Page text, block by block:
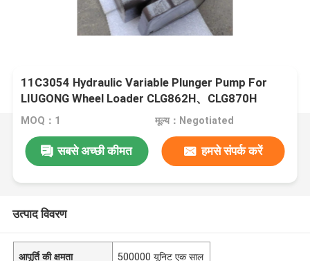
11C3054 Hydraulic Variable Plunger Pump For
LIUGONG Wheel Loader CLG862H、CLG870H
CLG856CN CLG848H、CLG886H
MOQ：1 मूल्य：Negotiated
सबसे अच्छी कीमत हमसे संपर्क करें
उत्पाद विवरण
आपूर्ति की क्षमता 500000 यूनिट एक साल